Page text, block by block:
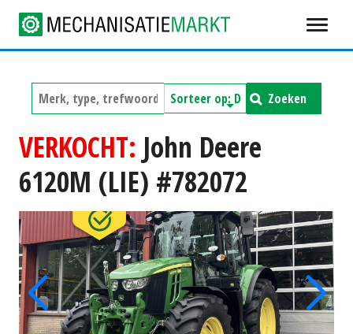
Zoeken
VERKOCHT: John Deere
6120M (LIE) #782072